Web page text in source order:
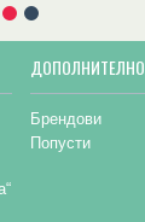
ДОПОЛНИТЕЛНО
Брендови
Попусти